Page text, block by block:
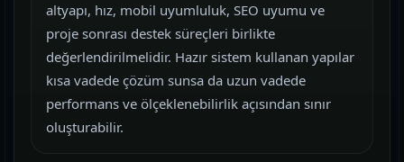
altyapı, hız, mobil uyumluluk, SEO uyumu ve
proje sonrası destek süreçleri birlikte
değerlendirilmelidir. Hazır sistem kullanan yapılar
kısa vadede çözüm sunsa da uzun vadede
performans ve ölçeklenebilirlik açısından sınır
oluşturabilir.